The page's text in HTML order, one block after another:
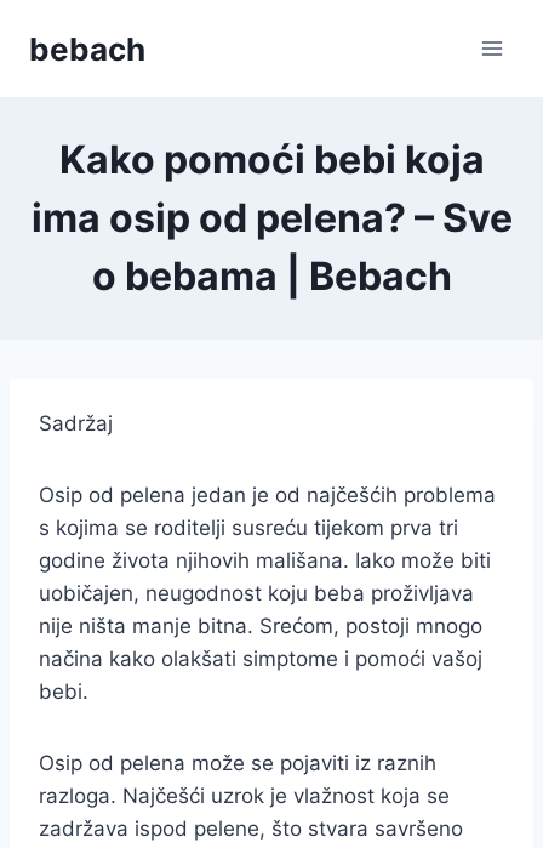
bebach
Kako pomoći bebi koja
ima osip od pelena? – Sve
o bebama | Bebach
Sadržaj
Osip od pelena jedan je od najčešćih problema
s kojima se roditelji susreću tijekom prva tri
godine života njihovih mališana. Iako može biti
uobičajen, neugodnost koju beba proživljava
nije ništa manje bitna. Srećom, postoji mnogo
načina kako olakšati simptome i pomoći vašoj
bebi.
Osip od pelena može se pojaviti iz raznih
razloga. Najčešći uzrok je vlažnost koja se
zadržava ispod pelene, što stvara savršeno